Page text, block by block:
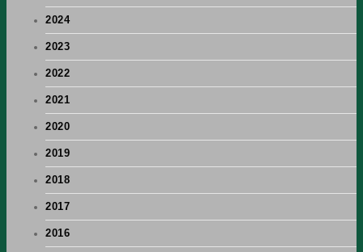
2024
2023
2022
2021
2020
2019
2018
2017
2016